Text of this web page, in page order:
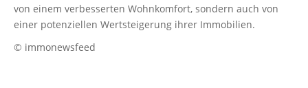
von einem verbesserten Wohnkomfort, sondern auch von
einer potenziellen Wertsteigerung ihrer Immobilien.
© immonewsfeed